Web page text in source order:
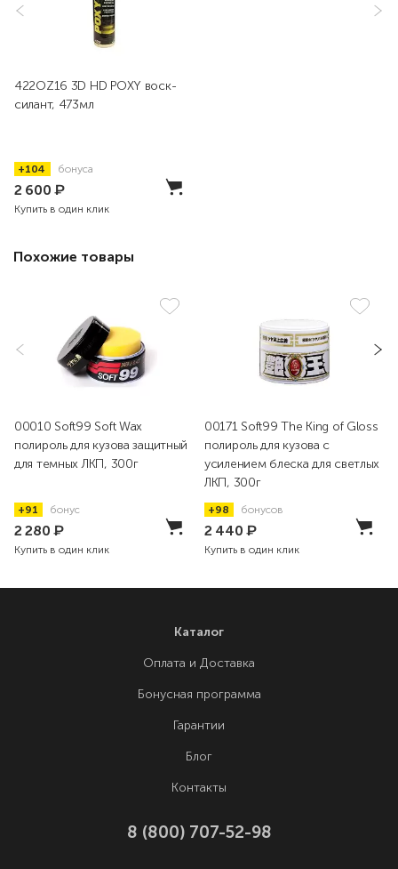
422OZ16 3D HD POXY воск-
силант, 473мл
+104 бонуса
2 600₽
Купить в один клик
Похожие товары
00010 Soft99 Soft Wax
полироль для кузова защитный
для темных ЛКП, 300г
+91 бонус
2 280₽
Купить в один клик
00171 Soft99 The King of Gloss
полироль для кузова с
усилением блеска для светлых
ЛКП, 300г
+98 бонусов
2 440₽
Купить в один клик
Каталог
Оплата и Доставка
Бонусная программа
Гарантии
Блог
Контакты
8 (800) 707-52-98